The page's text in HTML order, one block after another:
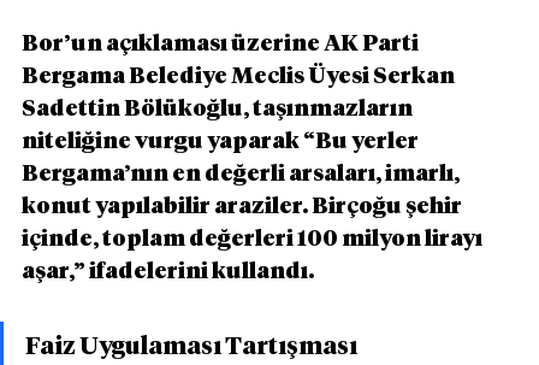
Bor’un açıklaması üzerine AK Parti
Bergama Belediye Meclis Üyesi Serkan
Sadettin Bölükoğlu, taşınmazların
niteliğine vurgu yaparak “Bu yerler
Bergama’nın en değerli arsaları, imarlı,
konut yapılabilir araziler. Birçoğu şehir
içinde, toplam değerleri 100 milyon lirayı
aşar,” ifadelerini kullandı.
Faiz Uygulaması Tartışması